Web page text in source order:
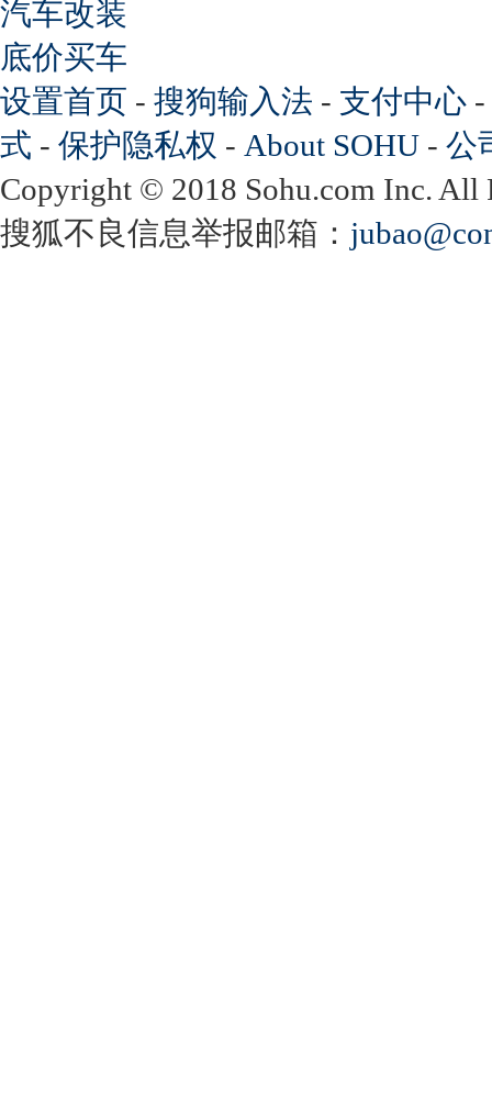
汽车改装
底价买车
设置首页 - 搜狗输入法 - 支付中心 -
式 - 保护隐私权 - About SOHU - 公
Copyright © 2018 Sohu.com Inc.
搜狐不良信息举报邮箱：